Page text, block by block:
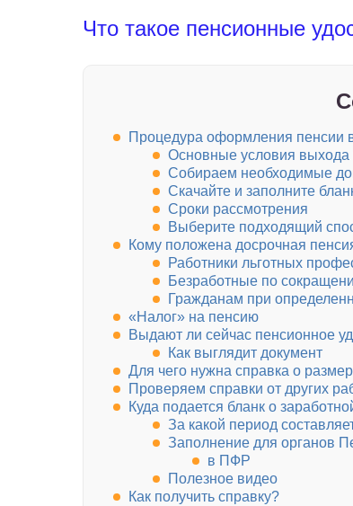
Что такое пенсионные
Процедура оформления пенсии
Основные условия
Собираем необходимые
Скачайте и заполните
Сроки рассмотрения
Выберите подходящий
Кому положена досрочная
Работники льготных
Безработные по
Гражданам при
«Налог» на пенсию
Выдают ли сейчас пенсионное
Как выглядит документ
Для чего нужна справка о
Проверяем справки от других
Куда подается бланк о
За какой период
Заполнение для органов
в ПФР
Полезное видео
Как получить справку?